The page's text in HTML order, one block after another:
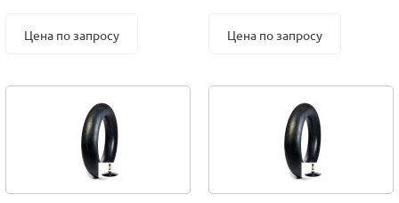
Цена по запросу Цена по запросу